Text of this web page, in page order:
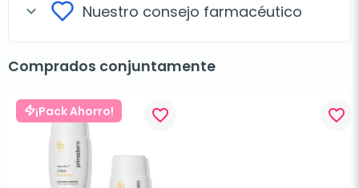
expand_more Nuestro consejo farmacéutico
Comprados conjuntamente
¡Pack Ahorro! favorite_border favorite_border